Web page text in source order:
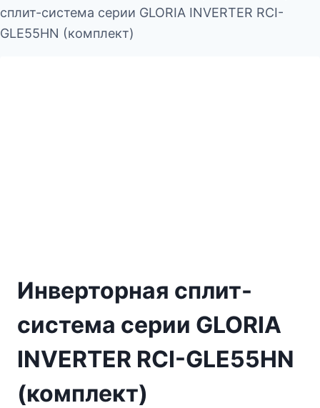
сплит-система серии GLORIA INVERTER RCI-
GLE55HN (комплект)
Инверторная сплит-
система серии GLORIA
INVERTER RCI-GLE55HN
(комплект)